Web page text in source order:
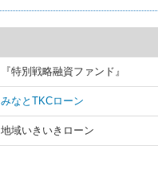
『特別戦略融資ファンド』
みなとTKCローン
地域いきいきローン